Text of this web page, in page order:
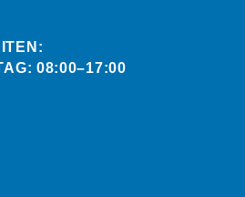
08:00–17:00